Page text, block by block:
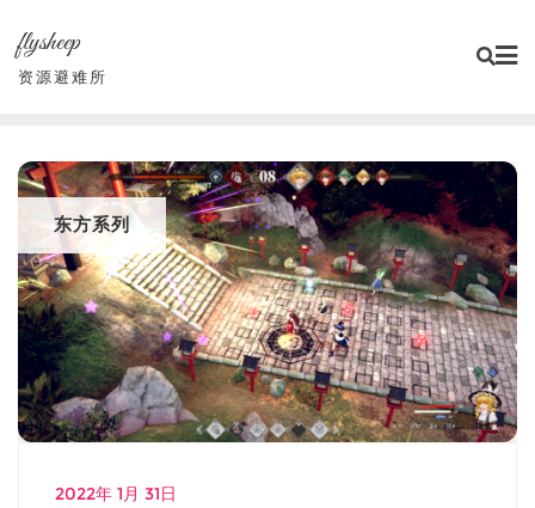
content
flysheep
资源避难所
东方系列
2022年 1月 31日